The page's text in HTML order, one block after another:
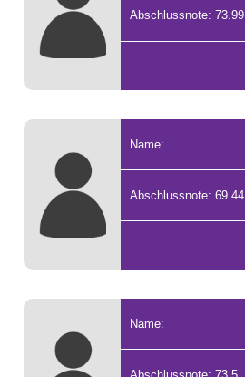
Abschlussnote: 73.99
Name:
Abschlussnote: 69.44
Name: